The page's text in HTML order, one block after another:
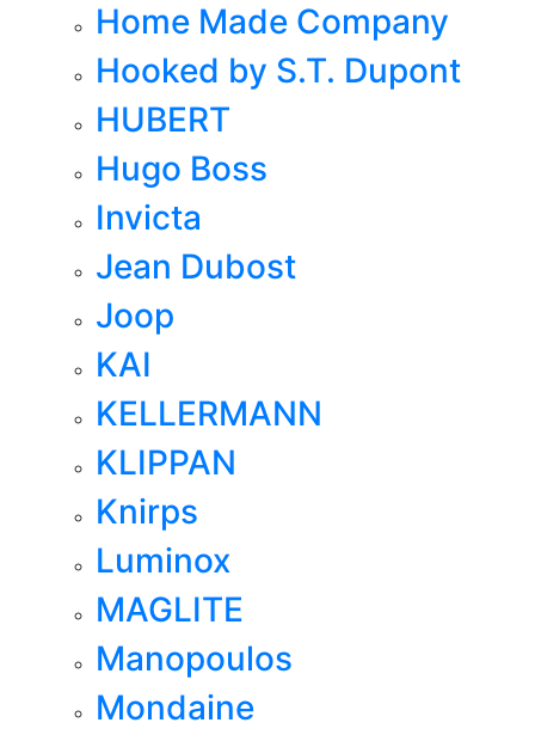
Home Made Company
Hooked by S.T. Dupont
HUBERT
Hugo Boss
Invicta
Jean Dubost
Joop
KAI
KELLERMANN
KLIPPAN
Knirps
Luminox
MAGLITE
Manopoulos
Mondaine